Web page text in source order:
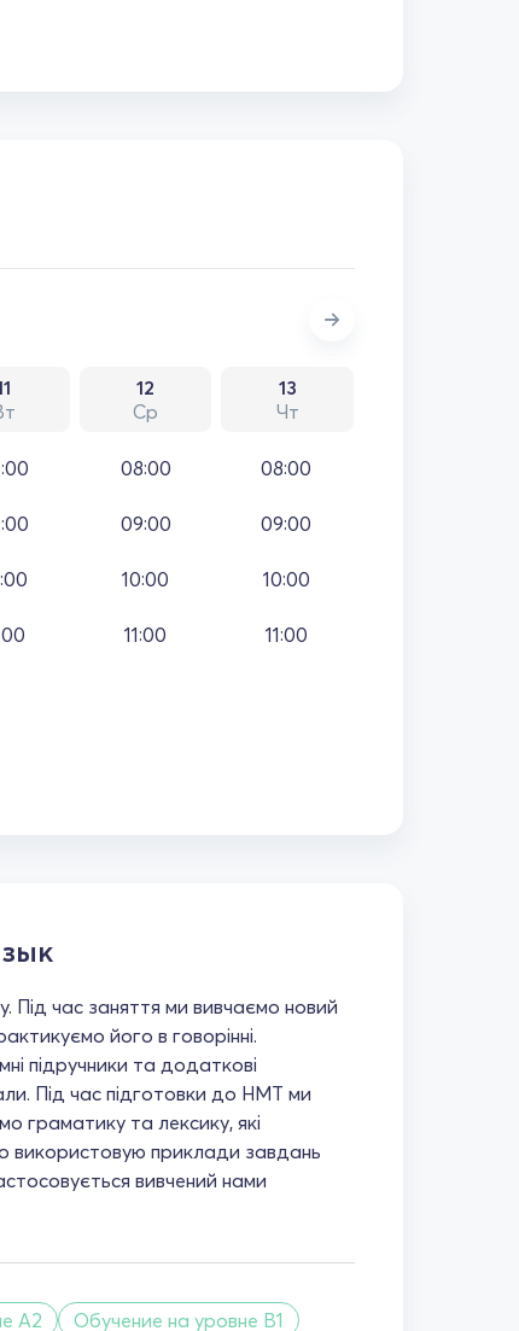
12
Ср
13
Чт
08:00
09:00
10:00
11:00
08:00
09:00
10:00
11:00
Під час заняття ми вивчаємо новий
його в говорінні.
підручники та додаткові
Під час підготовки до НМТ ми
граматику та лексику, які
використовую приклади завдань
вивчений нами
A2 Обучение на уровне B1